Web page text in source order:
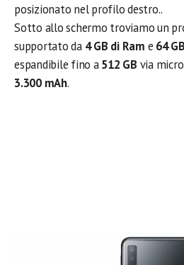
posizionato nel profilo destro..
Sotto allo schermo troviamo un
supportato da 4 GB di Ram e 64
espandibile fino a512 GB via
3.300 mAh.